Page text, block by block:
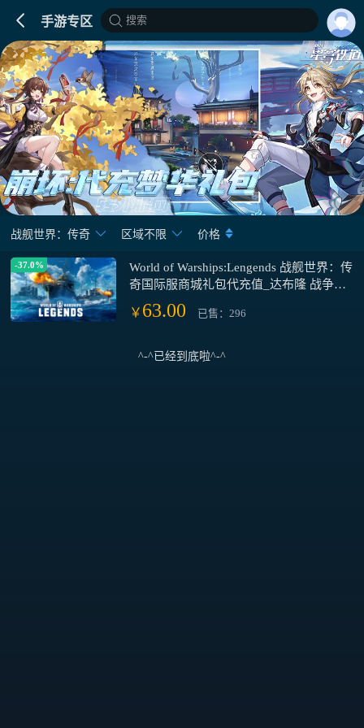
手游专区 搜索
战舰世界：传奇 区域不限 价格
-37.0%
World of Warships:Lengends 战舰世界：传
奇国际服商城礼包代充值_达布隆 战争宝
箱 稳步前进
￥ 63.00 已售：296
^-^已经到底啦^-^